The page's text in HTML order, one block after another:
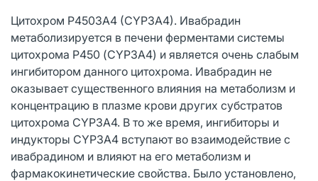
Цитохром P4503A4 (CYP3A4). Ивабрадин
метаболизируется в печени ферментами системы
цитохрома Р450 (CYP3A4) и является очень слабым
ингибитором данного цитохрома. Ивабрадин не
оказывает существенного влияния на метаболизм и
концентрацию в плазме крови других субстратов
цитохрома CYP3A4. В то же время, ингибиторы и
индукторы CYP3A4 вступают во взаимодействие с
ивабрадином и влияют на его метаболизм и
фармакокинетические свойства. Было установлено,